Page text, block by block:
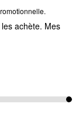
achète. Mes